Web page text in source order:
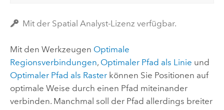
Mit der Spatial Analyst-Lizenz verfügbar.
Mit den Werkzeugen Optimale
Regionsverbindungen, Optimaler Pfad als Linie und
Optimaler Pfad als Rasterkönnen Sie Positionen auf
optimale Weise durch einen Pfad miteinander
verbinden. Manchmal soll der Pfad allerdings breiter